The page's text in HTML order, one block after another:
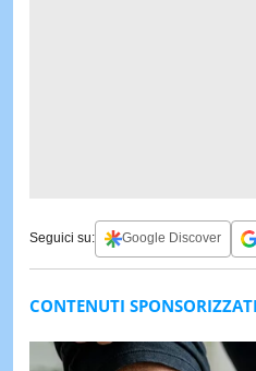
Seguici su: Google Discover